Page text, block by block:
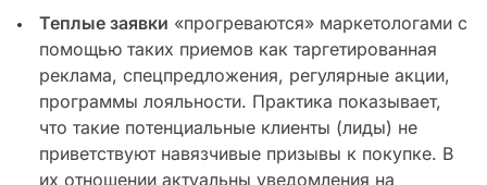
Теплые заявки «прогреваются» маркетологами с
помощью таких приемов как таргетированная
реклама, спецпредложения, регулярные акции,
программы лояльности. Практика показывает,
что такие потенциальные клиенты (лиды) не
приветствуют навязчивые призывы к покупке. В
их отношении актуальны уведомления на